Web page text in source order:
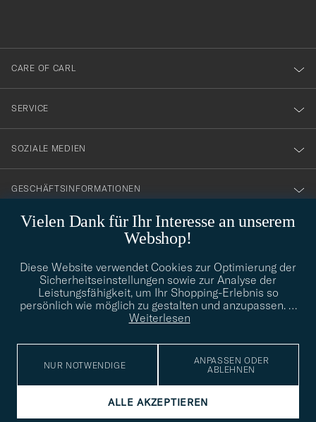
Vielen Dank für Ihr Interesse an unserem
Webshop!
Diese Website verwendet Cookies zur Optimierung der
Sicherheitseinstellungen sowie zur Analyse der
Leistungsfähigkeit, um Ihr Shopping-Erlebnis so
persönlich wie möglich zu gestalten und anzupassen. …
Weiterlesen
NUR NOTWENDIGE
ANPASSEN ODER
ABLEHNEN
ALLE AKZEPTIEREN
dig
till
vårt
nyhetsbrev!
CARE OF CARL
SERVICE
SOZIALE MEDIEN
GESCHÄFTSINFORMATIONEN
info@careofcarl.de
Benötigen Sie Hilfe bei der Suche nach Ihrem persönlichen Stil?
Wenden Sie sich an uns, wir helfen Ihnen gerne weiter!
STILBERATUNG